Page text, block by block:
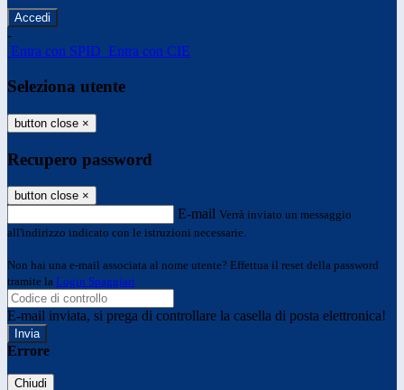
-
Entra con SPID Entra con CIE
Seleziona utente
button close ×
Recupero password
button close ×
E-mail Verrà inviato un messaggio
all'indirizzo indicato con le istruzioni necessarie.
Non hai una e-mail associata al nome utente? Effettua il reset della password
tramite la Login Spaggiari
E-mail inviata, si prega di controllare la casella di posta elettronica!
Errore
Chiudi